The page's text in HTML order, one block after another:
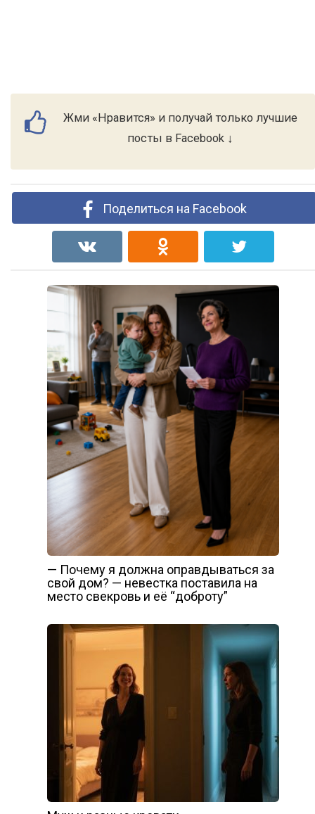
Жми «Нравится» и получай только лучшие
посты в Facebook ↓
Поделиться на Facebook
— Почему я должна оправдываться за
свой дом? — невестка поставила на
место свекровь и её “доброту”